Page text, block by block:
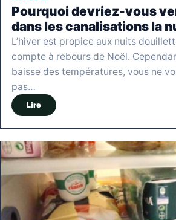
Pourquoi devriez-vous
dans les canalisations la
L’hiver est propice aux nuits
compte à rebours de Noël.
baisse des températures, vous ne
pas…
Lire